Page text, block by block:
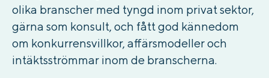
olika branscher med tyngd inom privat sektor,
gärna som konsult, och fått god kännedom
om konkurrensvillkor, affärsmodeller och
intäktsströmmar inom de branscherna.